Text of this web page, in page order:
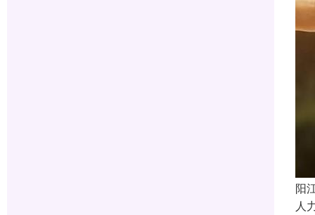
阳
人